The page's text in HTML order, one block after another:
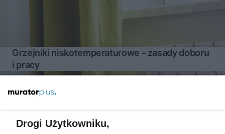
Grzejniki niskotemperaturowe – zasady doboru
i pracy
Drogi Użytkowniku,